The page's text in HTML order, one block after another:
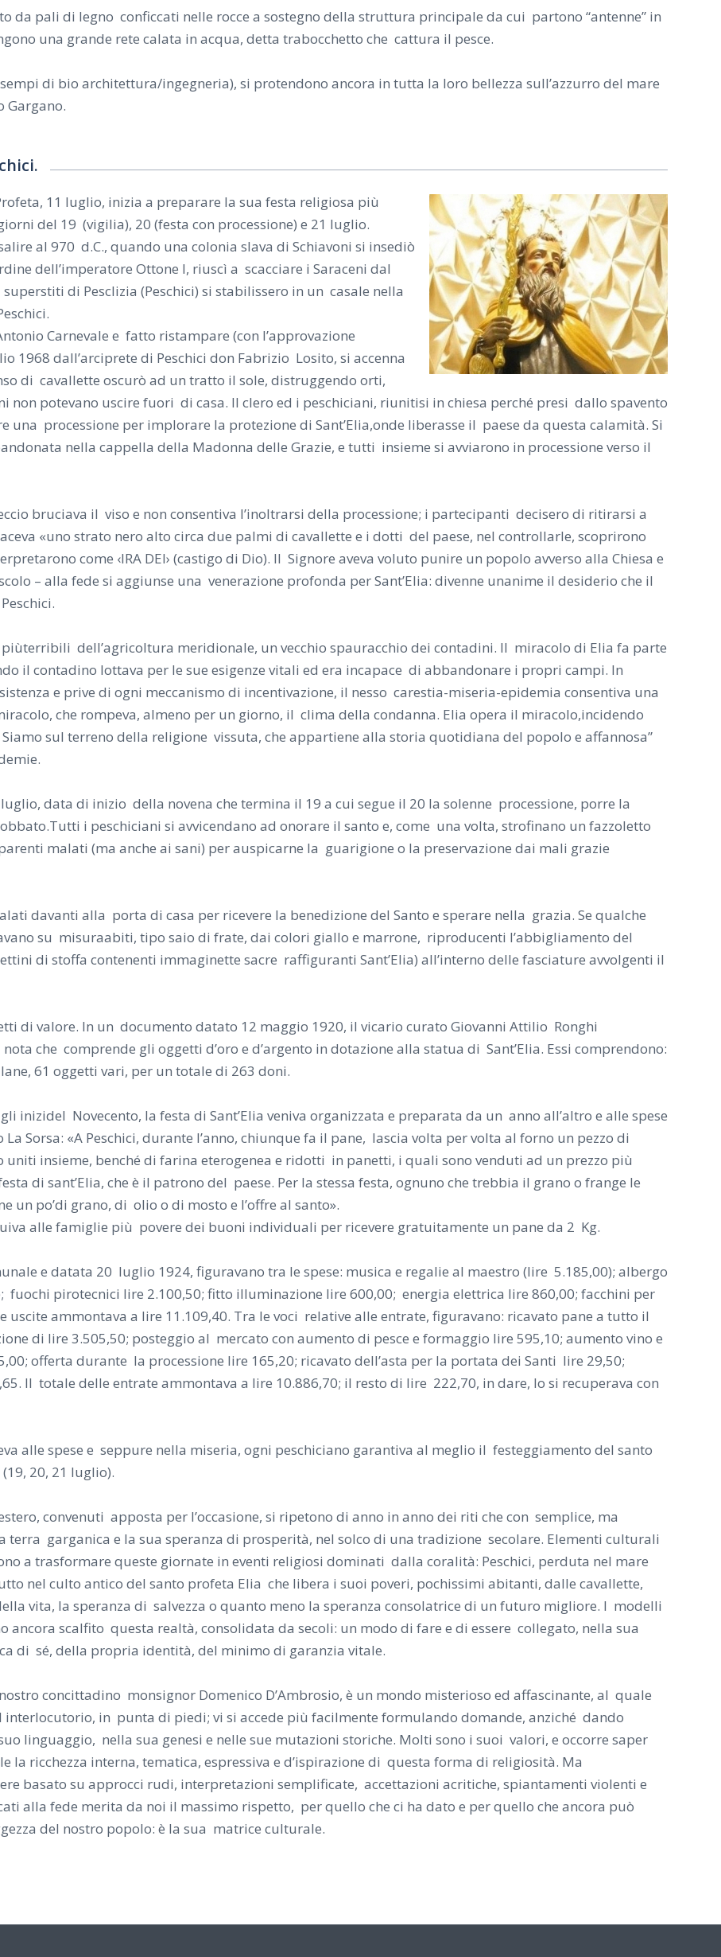
da pali di legno conficcati nelle rocce a sostegno della struttura principale da cui partono “antenne” in
una grande rete calata in acqua, detta trabocchetto che cattura il pesce.
di bio architettura/ingegneria), si protendono ancora in tutta la loro bellezza sull’azzurro del mare
Gargano.
11 luglio, inizia a preparare la sua festa religiosa più
del 19 (vigilia), 20 (festa con processione) e 21 luglio.
al 970 d.C., quando una colonia slava di Schiavoni si insediò
dell’imperatore Ottone I, riuscì a scacciare i Saraceni dal
di Pesclizia (Peschici) si stabilissero in un casale nella
Carnevale e fatto ristampare (con l’approvazione
1968 dall’arciprete di Peschici don Fabrizio Losito, si accenna
di cavallette oscurò ad un tratto il sole, distruggendo orti,
potevano uscire fuori di casa. Il clero ed i peschiciani, riunitisi in chiesa perché presi dallo spavento
una processione per implorare la protezione di Sant’Elia,onde liberasse il paese da questa calamità. Si
nella cappella della Madonna delle Grazie, e tutti insieme si avviarono in processione verso il
bruciava il viso e non consentiva l’inoltrarsi della processione; i partecipanti decisero di ritirarsi a
«uno strato nero alto circa due palmi di cavallette e i dotti del paese, nel controllarle, scoprirono
come ‹IRA DEI› (castigo di Dio). Il Signore aveva voluto punire un popolo avverso alla Chiesa e
– alla fede si aggiunse una venerazione profonda per Sant’Elia: divenne unanime il desiderio che il
piùterribili dell’agricoltura meridionale, un vecchio spauracchio dei contadini. Il miracolo di Elia fa parte
il contadino lottava per le sue esigenze vitali ed era incapace di abbandonare i propri campi. In
e prive di ogni meccanismo di incentivazione, il nesso carestia-miseria-epidemia consentiva una
che rompeva, almeno per un giorno, il clima della condanna. Elia opera il miracolo,incidendo
sul terreno della religione vissuta, che appartiene alla storia quotidiana del popolo e affannosa”
data di inizio della novena che termina il 19 a cui segue il 20 la solenne processione, porre la
i peschiciani si avvicendano ad onorare il santo e, come una volta, strofinano un fazzoletto
malati (ma anche ai sani) per auspicarne la guarigione o la preservazione dai mali grazie
davanti alla porta di casa per ricevere la benedizione del Santo e sperare nella grazia. Se qualche
su misuraabiti, tipo saio di frate, dai colori giallo e marrone, riproducenti l’abbigliamento del
di stoffa contenenti immaginette sacre raffiguranti Sant’Elia) all’interno delle fasciature avvolgenti il
di valore. In un documento datato 12 maggio 1920, il vicario curato Giovanni Attilio Ronghi
che comprende gli oggetti d’oro e d’argento in dotazione alla statua di Sant’Elia. Essi comprendono:
61 oggetti vari, per un totale di 263 doni.
inizidel Novecento, la festa di Sant’Elia veniva organizzata e preparata da un anno all’altro e alle spese
Sorsa: «A Peschici, durante l’anno, chiunque fa il pane, lascia volta per volta al forno un pezzo di
insieme, benché di farina eterogenea e ridotti in panetti, i quali sono venduti ad un prezzo più
di sant’Elia, che è il patrono del paese. Per la stessa festa, ognuno che trebbia il grano o frange le
un po’di grano, di olio o di mosto e l’offre al santo».
alle famiglie più povere dei buoni individuali per ricevere gratuitamente un pane da 2 Kg.
e datata 20 luglio 1924, figuravano tra le spese: musica e regalie al maestro (lire 5.185,00); albergo
fuochi pirotecnici lire 2.100,50; fitto illuminazione lire 600,00; energia elettrica lire 860,00; facchini per
ammontava a lire 11.109,40. Tra le voci relative alle entrate, figuravano: ricavato pane a tutto il
di lire 3.505,50; posteggio al mercato con aumento di pesce e formaggio lire 595,10; aumento vino e
offerta durante la processione lire 165,20; ricavato dell’asta per la portata dei Santi lire 29,50;
Il totale delle entrate ammontava a lire 10.886,70; il resto di lire 222,70, in dare, lo si recuperava con
alle spese e seppure nella miseria, ogni peschiciano garantiva al meglio il festeggiamento del santo
20, 21 luglio).
convenuti apposta per l’occasione, si ripetono di anno in anno dei riti che con semplice, ma
garganica e la sua speranza di prosperità, nel solco di una tradizione secolare. Elementi culturali
a trasformare queste giornate in eventi religiosi dominati dalla coralità: Peschici, perduta nel mare
nel culto antico del santo profeta Elia che libera i suoi poveri, pochissimi abitanti, dalle cavallette,
vita, la speranza di salvezza o quanto meno la speranza consolatrice di un futuro migliore. I modelli
ancora scalfito questa realtà, consolidata da secoli: un modo di fare e di essere collegato, nella sua
di sé, della propria identità, del minimo di garanzia vitale.
concittadino monsignor Domenico D’Ambrosio, è un mondo misterioso ed affascinante, al quale
interlocutorio, in punta di piedi; vi si accede più facilmente formulando domande, anziché dando
linguaggio, nella sua genesi e nelle sue mutazioni storiche. Molti sono i suoi valori, e occorre saper
la ricchezza interna, tematica, espressiva e d’ispirazione di questa forma di religiosità. Ma
basato su approcci rudi, interpretazioni semplificate, accettazioni acritiche, spiantamenti violenti e
alla fede merita da noi il massimo rispetto, per quello che ci ha dato e per quello che ancora può
del nostro popolo: è la sua matrice culturale.